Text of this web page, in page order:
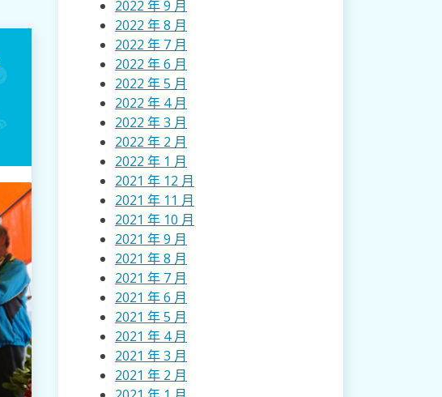
2022 年 9 月
2022 年 8 月
2022 年 7 月
2022 年 6 月
2022 年 5 月
2022 年 4 月
2022 年 3 月
2022 年 2 月
2022 年 1 月
2021 年 12 月
2021 年 11 月
2021 年 10 月
2021 年 9 月
2021 年 8 月
2021 年 7 月
2021 年 6 月
2021 年 5 月
2021 年 4 月
2021 年 3 月
2021 年 2 月